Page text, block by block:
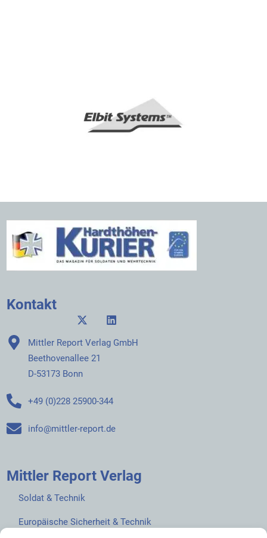
Kontakt
Mittler Report Verlag GmbH
Beethovenallee 21
D-53173 Bonn
+49 (0)228 25900-344
info@mittler-report.de
Mittler Report Verlag
Soldat & Technik
Europäische Sicherheit & Technik